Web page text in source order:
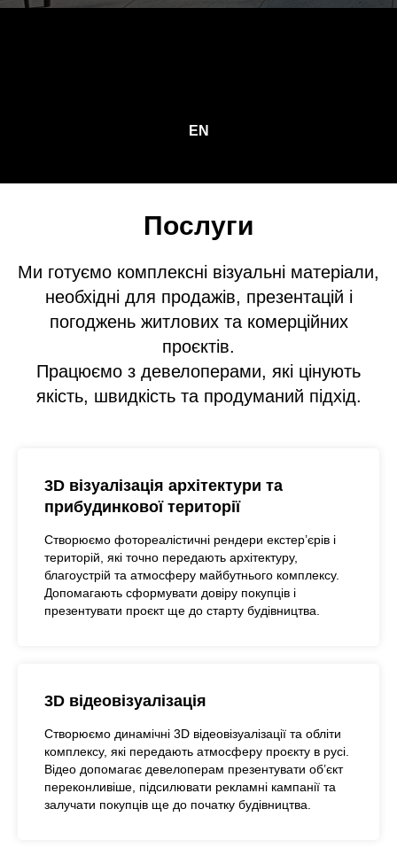
EN
Послуги
Ми готуємо комплексні візуальні матеріали,
необхідні для продажів, презентацій і
погоджень житлових та комерційних
проєктів.
Працюємо з девелоперами, які цінують
якість, швидкість та продуманий підхід.
3D візуалізація архітектури та
прибудинкової території
Створюємо фотореалістичні рендери екстер’єрів і
територій, які точно передають архітектуру,
благоустрій та атмосферу майбутнього комплексу.
Допомагають сформувати довіру покупців і
презентувати проєкт ще до старту будівництва.
3D відеовізуалізація
Створюємо динамічні 3D відеовізуалізації та обліти
комплексу, які передають атмосферу проєкту в русі.
Відео допомагає девелоперам презентувати об’єкт
переконливіше, підсилювати рекламні кампанії та
залучати покупців ще до початку будівництва.